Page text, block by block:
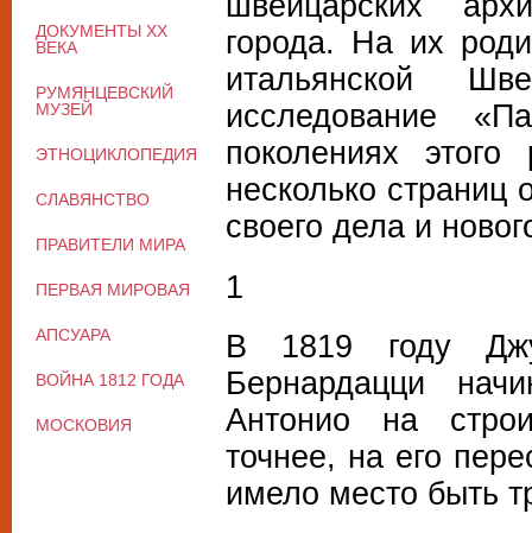
города. На их
итальянской
исследование
поколениях
несколько страниц
своего дела и
1
В 1819 году
Бернардацци
Антонио на
точнее, на его
имело место быть
ДОКУМЕНТЫ XX
ВЕКА
РУМЯНЦЕВСКИЙ
МУЗЕЙ
ЭТНОЦИКЛОПЕДИЯ
СЛАВЯНСТВО
ПРАВИТЕЛИ МИРА
ПЕРВАЯ МИРОВАЯ
АПСУАРА
ВОЙНА 1812 ГОДА
МОСКОВИЯ